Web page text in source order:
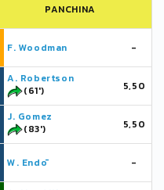
PANCHINA
F. Woodman -
A. Robertson
(61')
5,50
J. Gomez
(83')
5,50
W. Endō -